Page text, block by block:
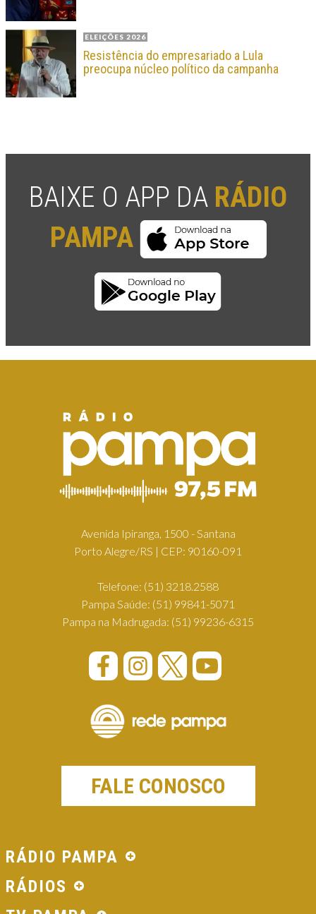
ELEIÇÕES 2026
Resistência do empresariado a Lula
preocupa núcleo político da campanha
BAIXE O APP DA RÁDIO
PAMPA
Avenida Ipiranga, 1500 - Santana
Porto Alegre/RS | CEP: 90160-091
Telefone: (51) 3218.2588
Pampa Saúde: (51) 99841-5071
Pampa na Madrugada: (51) 99236-6315
FALE CONOSCO
RÁDIO PAMPA
RÁDIOS